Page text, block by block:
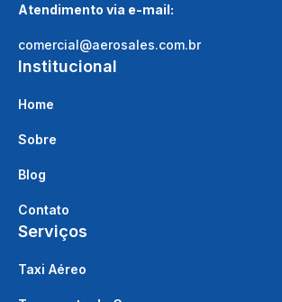
Atendimento via e-mail:
comercial@aerosales.com.br
Institucional
Home
Sobre
Blog
Contato
Serviços
Taxi Aéreo